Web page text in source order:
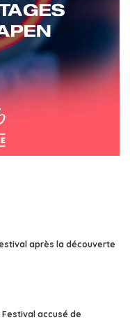
après la découverte
accusé de